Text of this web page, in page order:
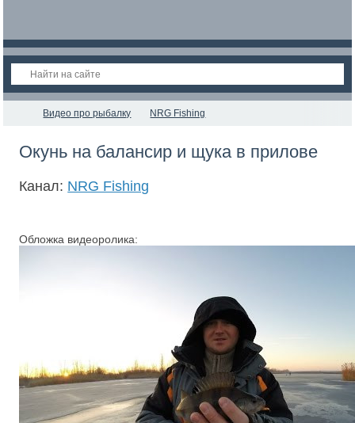
Видео про рыбалку NRG Fishing
Окунь на балансир и щука в прилове
Канал: NRG Fishing
Обложка видеоролика: